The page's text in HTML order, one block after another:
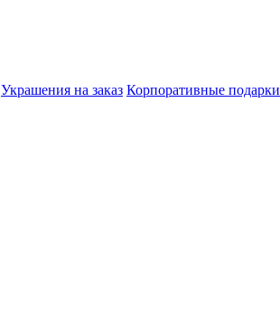
Украшения на заказ Корпоративные подарки